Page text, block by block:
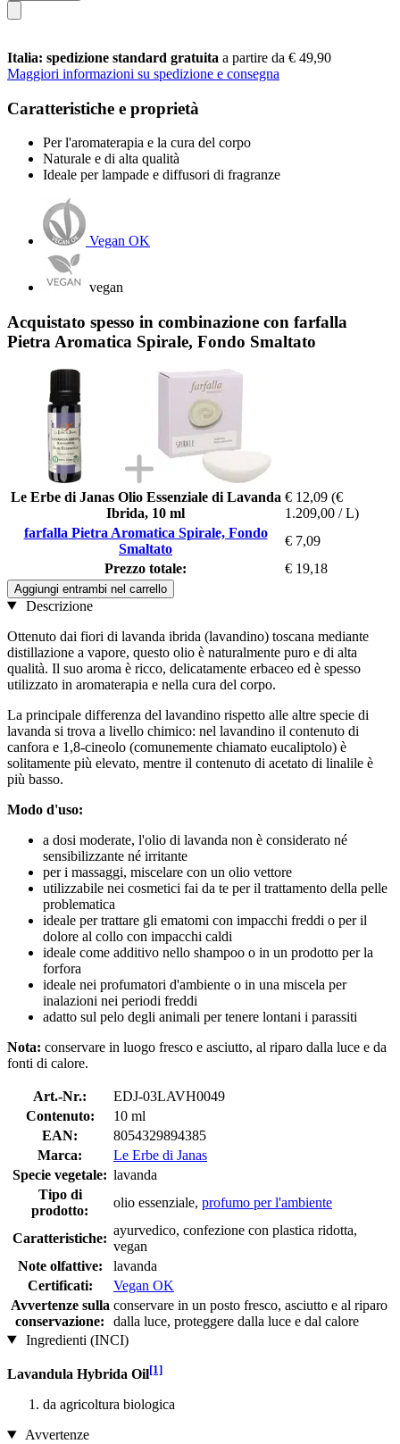
Italia: spedizione standard gratuita a partire da € 49,90
Maggiori informazioni su spedizione e consegna
Caratteristiche e proprietà
Per l'aromaterapia e la cura del corpo
Naturale e di alta qualità
Ideale per lampade e diffusori di fragranze
Vegan OK
vegan
Acquistato spesso in combinazione con farfalla
Pietra Aromatica Spirale, Fondo Smaltato
Le Erbe di Janas Olio Essenziale di Lavanda
Ibrida, 10 ml
€ 12,09 (€
1.209,00 / L)
farfalla Pietra Aromatica Spirale, Fondo
Smaltato
€ 7,09
Prezzo totale:
€ 19,18
Aggiungi entrambi nel carrello
Descrizione
Ottenuto dai fiori di lavanda ibrida (lavandino) toscana mediante
distillazione a vapore, questo olio è naturalmente puro e di alta
qualità. Il suo aroma è ricco, delicatamente erbaceo ed è spesso
utilizzato in aromaterapia e nella cura del corpo.
La principale differenza del lavandino rispetto alle altre specie di
lavanda si trova a livello chimico: nel lavandino il contenuto di
canfora e 1,8-cineolo (comunemente chiamato eucaliptolo) è
solitamente più elevato, mentre il contenuto di acetato di linalile è
più basso.
Modo d'uso:
a dosi moderate, l'olio di lavanda non è considerato né
sensibilizzante né irritante
per i massaggi, miscelare con un olio vettore
utilizzabile nei cosmetici fai da te per il trattamento della pelle
problematica
ideale per trattare gli ematomi con impacchi freddi o per il
dolore al collo con impacchi caldi
ideale come additivo nello shampoo o in un prodotto per la
forfora
ideale nei profumatori d'ambiente o in una miscela per
inalazioni nei periodi freddi
adatto sul pelo degli animali per tenere lontani i parassiti
Nota: conservare in luogo fresco e asciutto, al riparo dalla luce e da
fonti di calore.
Art.-Nr.:
EDJ-03LAVH0049
Contenuto:
10 ml
EAN:
8054329894385
Marca:
Le Erbe di Janas
Specie vegetale: lavanda
Tipo di
prodotto:
olio essenziale, profumo per l'ambiente
Caratteristiche:
ayurvedico, confezione con plastica ridotta,
vegan
Note olfattive:
lavanda
Certificati:
Vegan OK
Avvertenze sulla
conservazione:
conservare in un posto fresco, asciutto e al riparo
dalla luce, proteggere dalla luce e dal calore
Ingredienti (INCI)
Lavandula Hybrida Oil[1]
da agricoltura biologica
Avvertenze